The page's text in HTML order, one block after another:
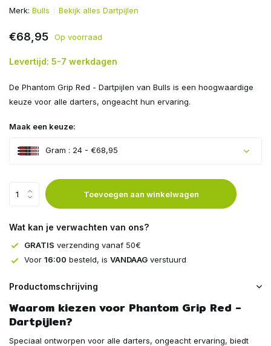
Merk: Bulls Bekijk alles Dartpijlen
€68,95 Op voorraad
Levertijd: 5-7 werkdagen
De Phantom Grip Red - Dartpijlen van Bulls is een hoogwaardige
keuze voor alle darters, ongeacht hun ervaring.
Maak een keuze:
Gram : 24 - €68,95
Toevoegen aan winkelwagen
Wat kan je verwachten van ons?
GRATIS verzending vanaf 50€
Voor 16:00 besteld, is VANDAAG verstuurd
Productomschrijving
Waarom kiezen voor Phantom Grip Red -
Dartpijlen?
Speciaal ontworpen voor alle darters, ongeacht ervaring, biedt